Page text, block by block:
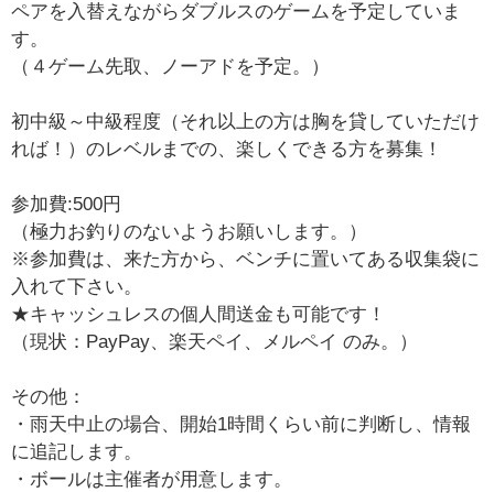
ペアを入替えながらダブルスのゲームを予定していま
す。
（４ゲーム先取、ノーアドを予定。）
初中級～中級程度（それ以上の方は胸を貸していただけ
れば！）のレベルまでの、楽しくできる方を募集！
参加費:500円
（極力お釣りのないようお願いします。）
※参加費は、来た方から、ベンチに置いてある収集袋に
入れて下さい。
★キャッシュレスの個人間送金も可能です！
（現状：PayPay、楽天ペイ、メルペイ のみ。）
その他：
・雨天中止の場合、開始1時間くらい前に判断し、情報
に追記します。
・ボールは主催者が用意します。